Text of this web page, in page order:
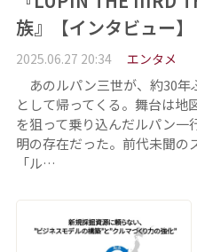
族』【インタビュー】
2025.06.27 20:34 エンタメ
あのルパン三世が、約30年
として帰ってくる。舞台は地
を狙って乗り込んだルパン一
明の存在だった。前代未聞の
「ル…